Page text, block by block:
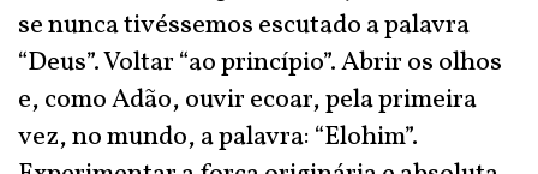
se nunca tivéssemos escutado a palavra
“Deus”. Voltar “ao princípio”. Abrir os olhos
e, como Adão, ouvir ecoar, pela primeira
vez, no mundo, a palavra: “Elohim”.